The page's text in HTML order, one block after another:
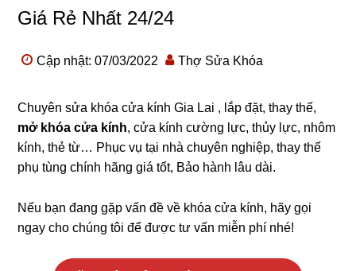
Giá Rẻ Nhất 24/24
Cập nhật: 07/03/2022 Thợ Sửa Khóa
Chuyên sửa khóa cửa kính Gia Lai , lắp đặt, thay thế,
mở khóa cửa kính, cửa kính cường lực, thủy lực, nhôm
kính, thẻ từ… Phục vụ tại nhà chuyên nghiệp, thay thế
phụ tùng chính hãng giá tốt, Bảo hành lâu dài.
Nếu bạn đang gặp vấn đề về khóa cửa kính, hãy gọi
ngay cho chúng tôi để được tư vấn miễn phí nhé!